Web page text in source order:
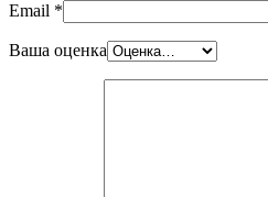
Email *
Ваша оценка